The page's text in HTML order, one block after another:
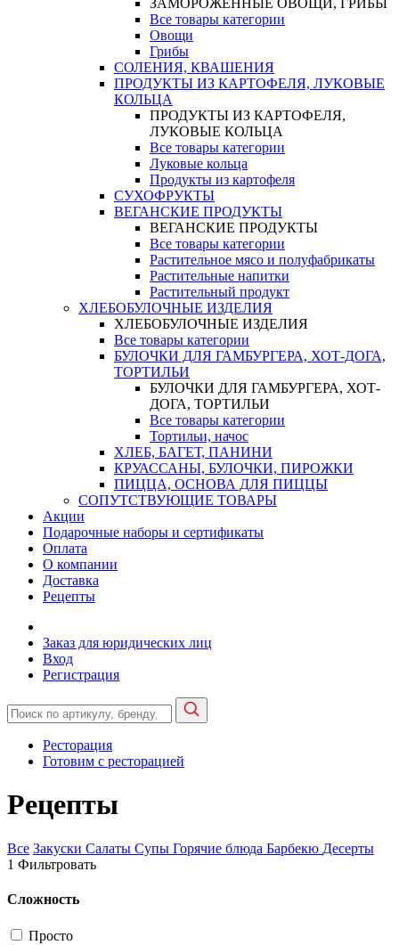
ЗАМОРОЖЕННЫЕ ОВОЩИ, ГРИБЫ
Все товары категории
Овощи
Грибы
СОЛЕНИЯ, КВАШЕНИЯ
ПРОДУКТЫ ИЗ КАРТОФЕЛЯ, ЛУКОВЫЕ
КОЛЬЦА
ПРОДУКТЫ ИЗ КАРТОФЕЛЯ,
ЛУКОВЫЕ КОЛЬЦА
Все товары категории
Луковые кольца
Продукты из картофеля
СУХОФРУКТЫ
ВЕГАНСКИЕ ПРОДУКТЫ
ВЕГАНСКИЕ ПРОДУКТЫ
Все товары категории
Растительное мясо и полуфабрикаты
Растительные напитки
Растительный продукт
ХЛЕБОБУЛОЧНЫЕ ИЗДЕЛИЯ
ХЛЕБОБУЛОЧНЫЕ ИЗДЕЛИЯ
Все товары категории
БУЛОЧКИ ДЛЯ ГАМБУРГЕРА, ХОТ-ДОГА,
ТОРТИЛЬИ
БУЛОЧКИ ДЛЯ ГАМБУРГЕРА, ХОТ-
ДОГА, ТОРТИЛЬИ
Все товары категории
Тортильи, начос
ХЛЕБ, БАГЕТ, ПАНИНИ
КРУАССАНЫ, БУЛОЧКИ, ПИРОЖКИ
ПИЦЦА, ОСНОВА ДЛЯ ПИЦЦЫ
СОПУТСТВУЮЩИЕ ТОВАРЫ
Акции
Подарочные наборы и сертификаты
Оплата
О компании
Доставка
Рецепты
Заказ для юридических лиц
Вход
Регистрация
Ресторация
Готовим с ресторацией
Рецепты
Все Закуски Салаты Супы Горячие блюда Барбекю Десерты
1 Фильтровать
Сложность
Просто